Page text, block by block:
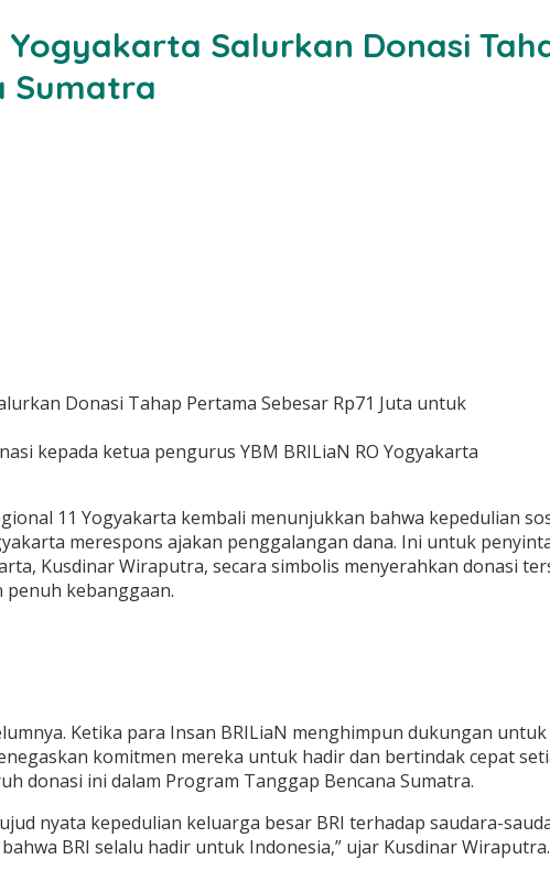
Yogyakarta Salurkan Donasi
Sumatra
kepada ketua pengurus YBM BRILiaN RO Yogyakarta
11 Yogyakarta kembali menunjukkan bahwa kepedulian
merespons ajakan penggalangan dana. Ini untuk
Kusdinar Wiraputra, secara simbolis menyerahkan donasi
penuh kebanggaan.
Ketika para Insan BRILiaN menghimpun dukungan
komitmen mereka untuk hadir dan bertindak cepat
donasi ini dalam Program Tanggap Bencana Sumatra.
nyata kepedulian keluarga besar BRI terhadap saudara-
BRI selalu hadir untuk Indonesia,” ujar Kusdinar Wiraputra.